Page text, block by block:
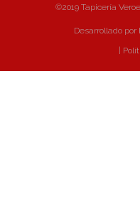
©2019 Tapicería
Desarrollado por